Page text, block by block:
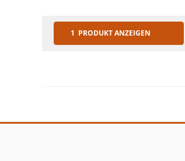
1 PRODUKT ANZEIGEN